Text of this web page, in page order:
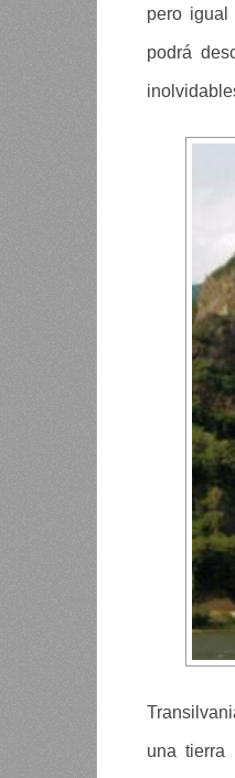
pero igual
podrá
una tierra